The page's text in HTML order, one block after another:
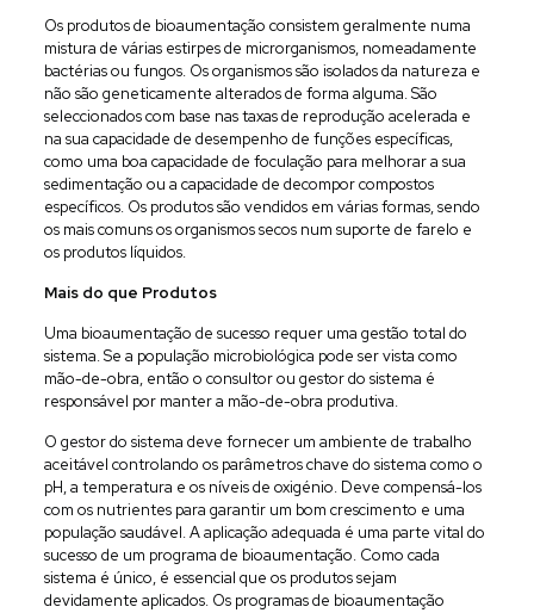
Os produtos de bioaumentação consistem geralmente numa
mistura de várias estirpes de microrganismos, nomeadamente
bactérias ou fungos. Os organismos são isolados da natureza e
não são geneticamente alterados de forma alguma. São
seleccionados com base nas taxas de reprodução acelerada e
na sua capacidade de desempenho de funções específicas,
como uma boa capacidade de foculação para melhorar a sua
sedimentação ou a capacidade de decompor compostos
específicos. Os produtos são vendidos em várias formas, sendo
os mais comuns os organismos secos num suporte de farelo e
os produtos líquidos.
Mais do que Produtos
Uma bioaumentação de sucesso requer uma gestão total do
sistema. Se a população microbiológica pode ser vista como
mão-de-obra, então o consultor ou gestor do sistema é
responsável por manter a mão-de-obra produtiva.
O gestor do sistema deve fornecer um ambiente de trabalho
aceitável controlando os parâmetros chave do sistema como o
pH, a temperatura e os níveis de oxigénio. Deve compensá-los
com os nutrientes para garantir um bom crescimento e uma
população saudável. A aplicação adequada é uma parte vital do
sucesso de um programa de bioaumentação. Como cada
sistema é único, é essencial que os produtos sejam
devidamente aplicados. Os programas de bioaumentação